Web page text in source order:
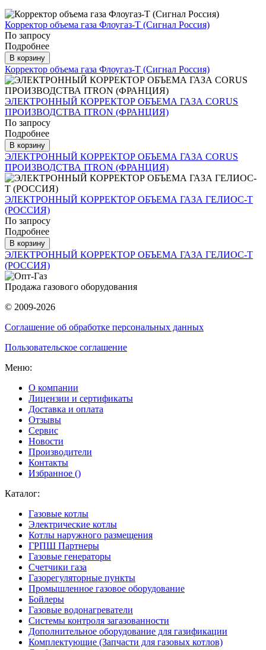
Корректор объема газа Флоугаз-T (Сигнал Россия)
По запросу
Подробнее
В корзину
Корректор объема газа Флоугаз-T (Сигнал Россия)
ЭЛЕКТРОННЫЙ КОРРЕКТОР ОБЪЕМА ГАЗА CORUS
ПРОИЗВОДСТВА ITRON (ФРАНЦИЯ)
По запросу
Подробнее
В корзину
ЭЛЕКТРОННЫЙ КОРРЕКТОР ОБЪЕМА ГАЗА CORUS
ПРОИЗВОДСТВА ITRON (ФРАНЦИЯ)
ЭЛЕКТРОННЫЙ КОРРЕКТОР ОБЪЕМА ГАЗА ГЕЛИОС-Т
(РОССИЯ)
По запросу
Подробнее
В корзину
ЭЛЕКТРОННЫЙ КОРРЕКТОР ОБЪЕМА ГАЗА ГЕЛИОС-Т
(РОССИЯ)
Продажа газового оборудования
© 2009-2026
Соглашение об обработке персональных данных
Пользовательское соглашение
Меню:
О компании
Лицензии и сертификаты
Доставка и оплата
Отзывы
Сервис
Новости
Производители
Контакты
Избранное ()
Каталог:
Газовые котлы
Электрические котлы
Котлы наружного размещения
ГРПШ Партнеры
Газовые генераторы
Счетчики газа
Газорегуляторные пункты
Промышленное газовое оборудование
Бойлеры
Газовые водонагреватели
Системы контроля загазованности
Дополнительное оборудование для газификации
Комплектующие (Запчасти для газовых котлов)